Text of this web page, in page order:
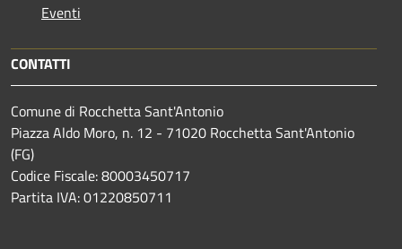
Eventi
CONTATTI
Comune di Rocchetta Sant'Antonio
Piazza Aldo Moro, n. 12 - 71020 Rocchetta Sant'Antonio
(FG)
Codice Fiscale: 80003450717
Partita IVA: 01220850711